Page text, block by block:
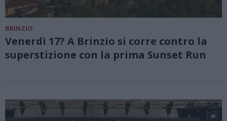
BRINZIO
Venerdì 17? A Brinzio si corre contro la
superstizione con la prima Sunset Run